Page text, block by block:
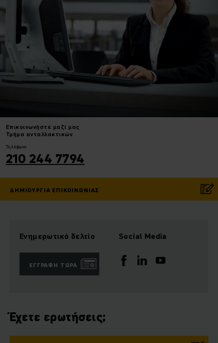
Επικοινωνήστε μαζί μας
Τμήμα ανταλλακτικών
Τηλέφωνο
210 244 7794
ΔΗΜΙΟΥΡΓΊΑ ΕΠΙΚΟΙΝΩΝΊΑΣ
Ενημερωτικό δελτίο
ΕΓΓΡΑΦΉ ΤΏΡΑ
Social Media
Έχετε ερωτήσεις;